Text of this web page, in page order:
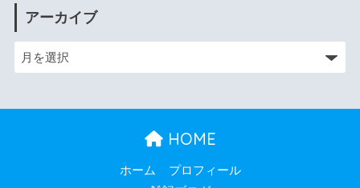
アーカイブ
HOME
ホーム
プロフィール